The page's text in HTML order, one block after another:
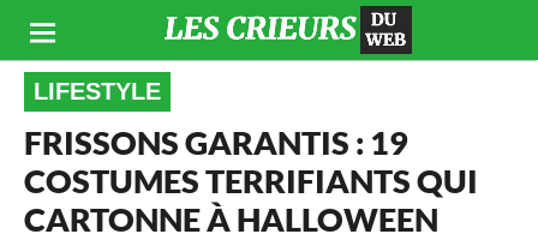
LIFESTYLE
FRISSONS GARANTIS : 19
COSTUMES TERRIFIANTS QUI
CARTONNE À HALLOWEEN